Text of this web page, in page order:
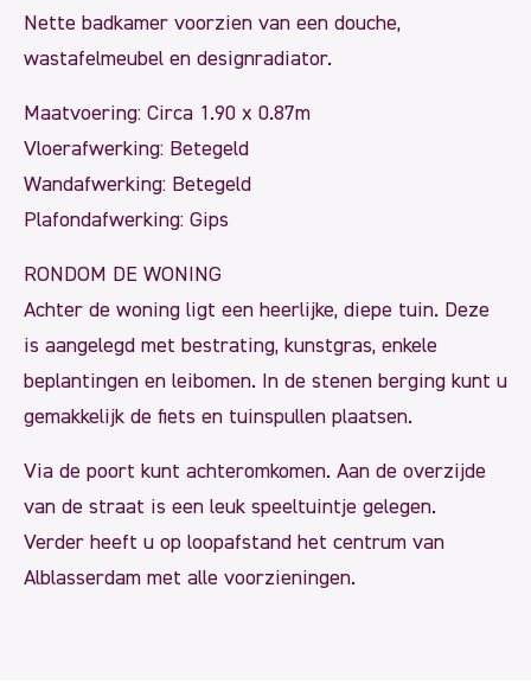
Nette badkamer voorzien van een douche,
wastafelmeubel en designradiator.
Maatvoering: Circa 1.90 x 0.87m
Vloerafwerking: Betegeld
Wandafwerking: Betegeld
Plafondafwerking: Gips
RONDOM DE WONING
Achter de woning ligt een heerlijke, diepe tuin. Deze
is aangelegd met bestrating, kunstgras, enkele
beplantingen en leibomen. In de stenen berging kunt u
gemakkelijk de fiets en tuinspullen plaatsen.
Via de poort kunt achteromkomen. Aan de overzijde
van de straat is een leuk speeltuintje gelegen.
Verder heeft u op loopafstand het centrum van
Alblasserdam met alle voorzieningen.